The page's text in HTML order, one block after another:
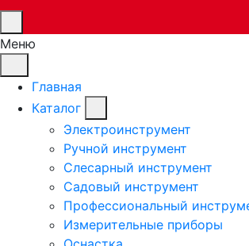
Меню
Главная
Каталог
Электроинструмент
Ручной инструмент
Слесарный инструмент
Садовый инструмент
Профессиональный
Измерительные приборы